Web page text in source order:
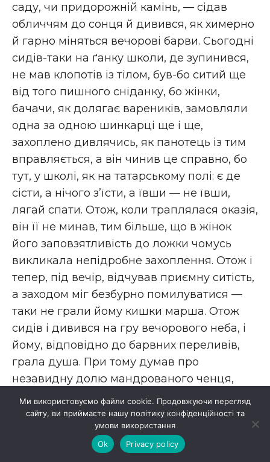
саду, чи придорожній камінь, — сідав
обличчям до сонця й дивився, як химерно
й гарно міняться вечорові барви. Сьогодні
сидів-таки на ґанку школи, де зупинився,
не мав клопотів із тілом, був-бо ситий ще
від того пишного сніданку, бо жінки,
бачачи, як долягає вареників, замовляли
одна за одною шинкарці ще і ще,
захоплено дивлячись, як панотець із тим
вправляється, а він чинив це справно, бо
тут, у школі, як на татарському полі: є де
сісти, а нічого з’їсти, а ївши — не ївши,
лягай спати. Отож, коли траплялася оказія,
він її не минав, тим більше, що в жінок
його заповзятливість до ложки чомусь
викликала непідробне захоплення. Отож і
тепер, під вечір, відчував приємну ситість,
а заходом міг безбурно помилуватися —
таки не грали йому кишки марша. Отож
сидів і дивився на гру вечорового неба, і
йому, відповідно до барвних переливів,
грала душа. При тому думав про
незавидну долю мандрованого ченця,
який волочиться по школах чи корчмах, і
це правду сказав жіночкам: в нього є щодо
таких осудний вірш, бо хоча й сам був
мандрованцем, але подібних собі
Ми використовуємо файли cookie. Продовжуючи перегляд
сайту, ви приймаєте нашу політику конфіденційності та
умови використання
Ok
Privacy policy